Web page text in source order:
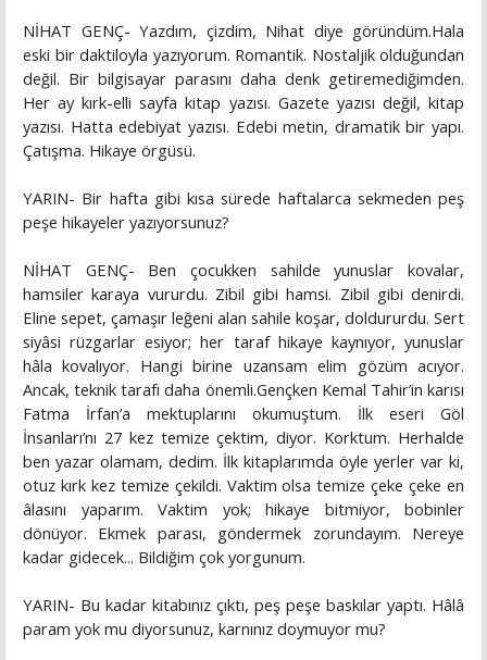
NİHAT GENÇ- Yazdım, çizdim, Nihat diye göründüm.Hala
eski bir daktiloyla yazıyorum. Romantik. Nostaljik olduğundan
değil. Bir bilgisayar parasını daha denk getiremediğimden.
Her ay kırk-elli sayfa kitap yazısı. Gazete yazısı değil, kitap
yazısı. Hatta edebiyat yazısı. Edebi metin, dramatik bir yapı.
Çatışma. Hikaye örgüsü.
YARIN- Bir hafta gibi kısa sürede haftalarca sekmeden peş
peşe hikayeler yazıyorsunuz?
NİHAT GENÇ- Ben çocukken sahilde yunuslar kovalar,
hamsiler karaya vururdu. Zibil gibi hamsi. Zibil gibi denirdi.
Eline sepet, çamaşır leğeni alan sahile koşar, doldururdu. Sert
siyâsi rüzgarlar esiyor; her taraf hikaye kaynıyor, yunuslar
hâla kovalıyor. Hangi birine uzansam elim gözüm acıyor.
Ancak, teknik tarafı daha önemli.Gençken Kemal Tahir’in karısı
Fatma İrfan’a mektuplarını okumuştum. İlk eseri Göl
İnsanları’nı 27 kez temize çektim, diyor. Korktum. Herhalde
ben yazar olamam, dedim. İlk kitaplarımda öyle yerler var ki,
otuz kırk kez temize çekildi. Vaktim olsa temize çeke çeke en
âlasını yaparım. Vaktim yok; hikaye bitmiyor, bobinler
dönüyor. Ekmek parası, göndermek zorundayım. Nereye
kadar gidecek... Bildiğim çok yorgunum.
YARIN- Bu kadar kitabınız çıktı, peş peşe baskılar yaptı. Hâlâ
param yok mu diyorsunuz, karnınız doymuyor mu?